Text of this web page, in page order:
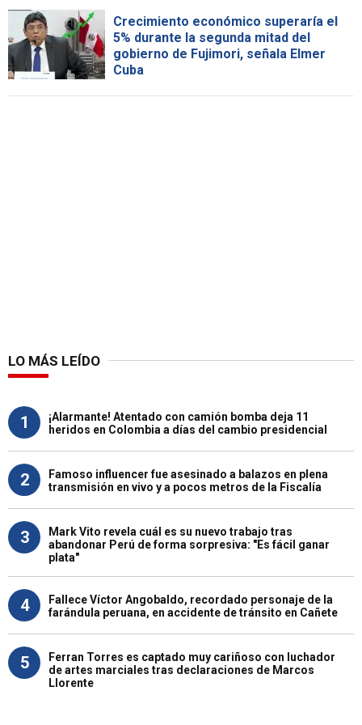
Crecimiento económico superaría el
5% durante la segunda mitad del
gobierno de Fujimori, señala Elmer
Cuba
LO MÁS LEÍDO
1
¡Alarmante! Atentado con camión bomba deja 11
heridos en Colombia a días del cambio presidencial
2
Famoso influencer fue asesinado a balazos en plena
transmisión en vivo y a pocos metros de la Fiscalía
3
Mark Vito revela cuál es su nuevo trabajo tras
abandonar Perú de forma sorpresiva: "Es fácil ganar
plata"
4
Fallece Víctor Angobaldo, recordado personaje de la
farándula peruana, en accidente de tránsito en Cañete
5
Ferran Torres es captado muy cariñoso con luchador
de artes marciales tras declaraciones de Marcos
Llorente